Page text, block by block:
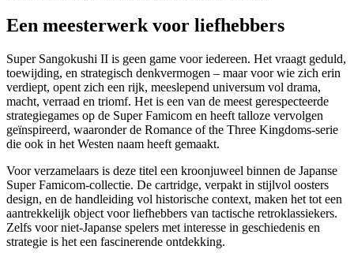
Een meesterwerk voor liefhebbers
Super Sangokushi II is geen game voor iedereen. Het vraagt geduld,
toewijding, en strategisch denkvermogen – maar voor wie zich erin
verdiept, opent zich een rijk, meeslepend universum vol drama,
macht, verraad en triomf. Het is een van de meest gerespecteerde
strategiegames op de Super Famicom en heeft talloze vervolgen
geïnspireerd, waaronder de Romance of the Three Kingdoms-serie
die ook in het Westen naam heeft gemaakt.
Voor verzamelaars is deze titel een kroonjuweel binnen de Japanse
Super Famicom-collectie. De cartridge, verpakt in stijlvol oosters
design, en de handleiding vol historische context, maken het tot een
aantrekkelijk object voor liefhebbers van tactische retroklassiekers.
Zelfs voor niet-Japanse spelers met interesse in geschiedenis en
strategie is het een fascinerende ontdekking.